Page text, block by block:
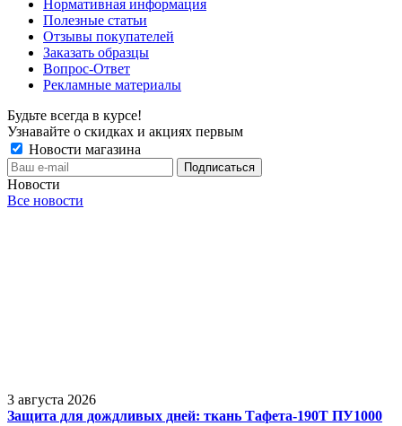
Нормативная информация
Полезные статьи
Отзывы покупателей
Заказать образцы
Вопрос-Ответ
Рекламные материалы
Будьте всегда в курсе!
Узнавайте о скидках и акциях первым
Новости магазина
Новости
Все новости
3 августа 2026
Защита для дождливых дней: ткань Тафета-190Т ПУ1000